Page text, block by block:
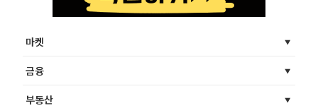
마켓
금융
부동산